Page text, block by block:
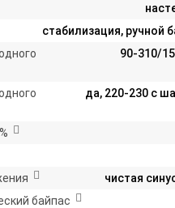
стабилизация, ручной
90-310/
да, 220-230 с
чистая
байпас